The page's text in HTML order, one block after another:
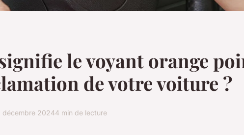
le voyant orange
de votre voiture ?
décembre 20244 min de lecture